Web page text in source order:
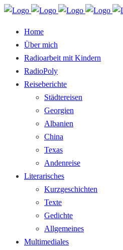
Home
Über mich
Radioarbeit mit Kindern
RadioPoly
Reiseberichte
Städtereisen
Georgien
Albanien
China
Texas
Andenreise
Literarisches
Kurzgeschichten
Texte
Gedichte
Allgemeines
Multimediales